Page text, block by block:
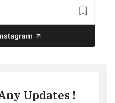
Updates !